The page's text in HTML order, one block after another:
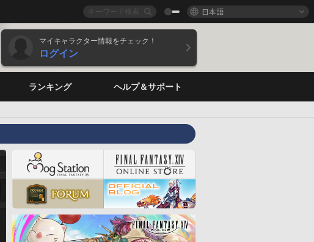
日本語
マイキャラクター情報をチェック！
ログイン
ランキング ヘルプ＆サポート